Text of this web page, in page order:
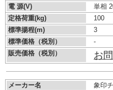
電 源(V)
単相
定格荷重(kg)
100
標準揚程(m)
3
標準価格（税別）
-
販売価格（税別）
お
メーカー名
象印